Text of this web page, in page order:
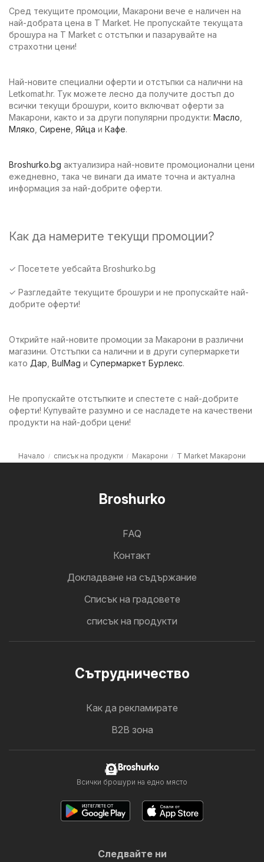
Сред текущите промоции, Макарони вече е наличен на
най-добрата цена в T Market. Не пропускайте текущата
брошура на T Market с отстъпки и пазарувайте на
страхотни цени!
Най-новите специални оферти и отстъпки са налични на
Letkomat.hr. Тук можете лесно да получите достъп до
всички текущи брошури, които включват оферти за
Макарони, както и за други популярни продукти: Масло
Мляко Сирене Яйца и Кафе.
Broshurko.bg актуализира най-новите промоционални цени
ежедневно, така че винаги да имате точна и актуална
информация за най-добрите оферти.
Как да намерите текущи промоции?
✓ Посетете уебсайта Broshurko.bg
✓ Разгледайте текущите брошури и не пропускайте най-
добрите оферти!
Открийте най-новите промоции за Макарони в различни
магазини. Отстъпки са налични и в други супермаркети
като Дар BulMag и Супермаркет Бурлекс.
Не пропускайте отстъпките и спестете с най-добрите
оферти! Купувайте разумно и се насладете на качествени
продукти на най-добри цени!
Начало списък на продукти Макарони T Market Макарони
Broshurko
FAQ
Контакт
Докладване на съдържание
Cписък на градовете
списък на продукти
Cътрудничество
Как да рекламирате
B2B зона
Broshurko
Всички брошури на едно място
Следвайте ни